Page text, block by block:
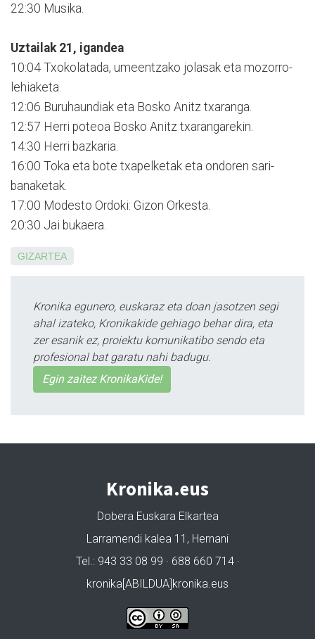
22:30 Musika.
Uztailak 21, igandea
10:04 Txokolatada, umeentzako jolasak eta mozorro-
lehiaketa.
12:06 Buruhaundiak eta Bosko Anitz txaranga.
12:57 Herri poteoa Bosko Anitz txarangarekin.
14:30 Herri bazkaria.
16:00 Toka eta bote txapelketak eta ondoren sari-
banaketak.
17:00 Modesto Ordoki: Gizon Orkesta.
20:30 Jai bukaera.
GIZARTEA
Kronika egunero, euskaraz eta doan jasotzen segi
ahal izateko, Kronikakide gehiago behar dira, eta
zer esanik ez, proiektu komunikatibo sendo eta
profesional bat garatu nahi badugu.
Egin zaitez KronikaKide!
Kronika.eus
Dobera Euskara Elkartea
Larramendi kalea 11, Hernani
Tel.: 943 33 08 99 · 688 660 714 ·
kronika[ABILDUA]kronika.eus